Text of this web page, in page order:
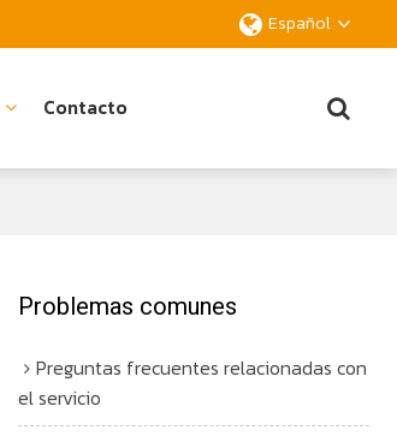
Español
Contacto
Problemas comunes
Preguntas frecuentes relacionadas con
el servicio